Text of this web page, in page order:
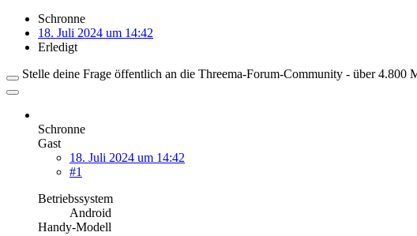
Schronne
18. Juli 2024 um 14:42
Erledigt
Stelle deine Frage öffentlich an die Threema-Forum-Community - über 4.800
Schronne
Gast
18. Juli 2024 um 14:42
#1
Betriebssystem
Android
Handy-Modell